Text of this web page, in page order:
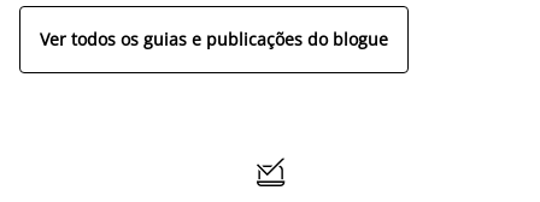
Ver todos os guias e publicações do blogue
